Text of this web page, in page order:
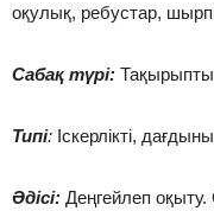
оқулық, ребустар,
Сабақ түрі: Тақырыпты
Типі: Іскерлікті,
Әдісі: Деңгейлеп